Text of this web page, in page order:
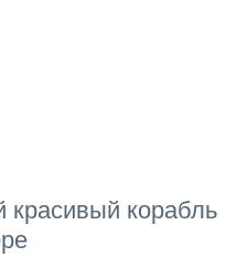
красивый корабль